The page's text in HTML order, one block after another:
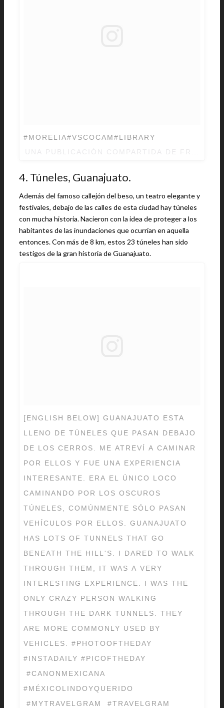
#MORELIA#VSCOCAM#LIBRARY
4. Túneles, Guanajuato.
Además del famoso callejón del beso, un teatro elegante y
festivales, debajo de las calles de esta ciudad hay túneles
con mucha historia. Nacieron con la idea de proteger a los
habitantes de las inundaciones que ocurrían en aquella
entonces. Con más de 8 km, estos 23 túneles han sido
testigos de la gran historia de Guanajuato.
[ENGLISH BELOW] GUANAJUATO ESTA
LLENO DE TÚNELES QUE PASAN DEBAJO
DE LOS CERROS. ME ATREVÍ A CAMINAR
POR ELLOS Y FUE UNA EXPERIENCIA
INTERESANTE. ERA EL ÚNICO LOCO
CAMINANDO POR LOS OSCUROS
TÚNELES, COMÚNMENTE SÓLO PASAN
VEHÍCULOS POR ELLOS. GUANAJUATO
HAS LOTS OF TUNNELS THAT GO
BENEATH THE HILL'S. I DARED TO WALK
THROUGH THEM, IT WAS A VERY
INTERESTING EXPERIENCE. I WAS THE
ONLY CRAZY PERSON WALKING
THROUGH THE DARK TUNNELS. THEY
ARE MORE COMMONLY USED BY
VEHICLES. #PHOTOOFTHEDAY
#INSTADAILY #PICOFTHEDAY
#CANONMEXICANA
#MÉXICOLINDOYQUERIDO
#MYTRAVELGRAM #TRAVELGRAM